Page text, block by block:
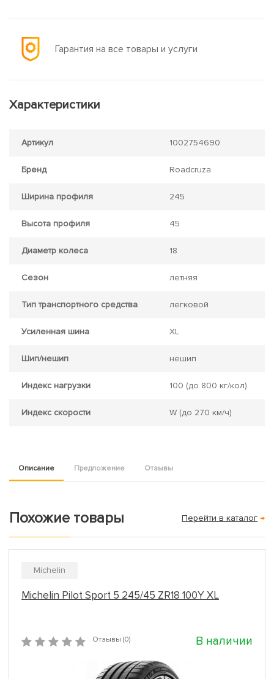
Гарантия на все товары и услуги
Характеристики
Артикул 1002754690
Бренд Roadcruza
Ширина профиля 245
Высота профиля 45
Диаметр колеса 18
Сезон летняя
Тип транспортного средства легковой
Усиленная шина XL
Шип/нешип нешип
Индекс нагрузки 100 (до 800 кг/кол)
Индекс скорости W (до 270 км/ч)
Описание Предложение Отзывы
Похожие товары Перейти в каталог →
Michelin
Michelin Pilot Sport 5 245/45 ZR18 100Y XL
Отзывы (0) В наличии